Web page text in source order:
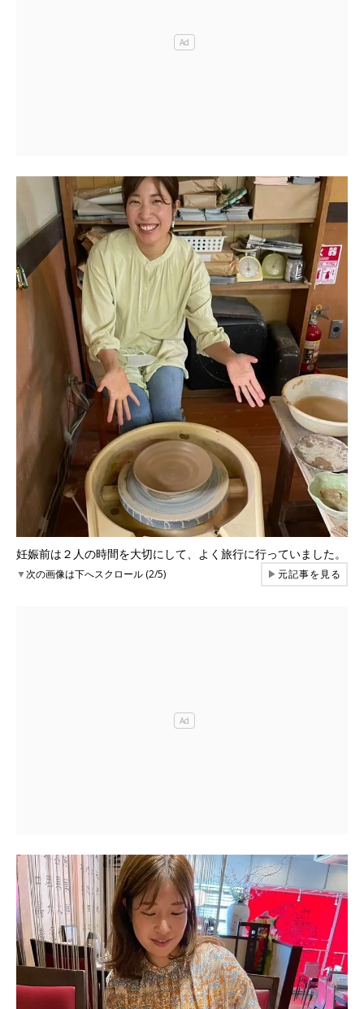
妊娠前は２人の時間を大切にして、よく旅行に行っていました。
▼次の画像は下へスクロール (2/5) ▶元記事を見る